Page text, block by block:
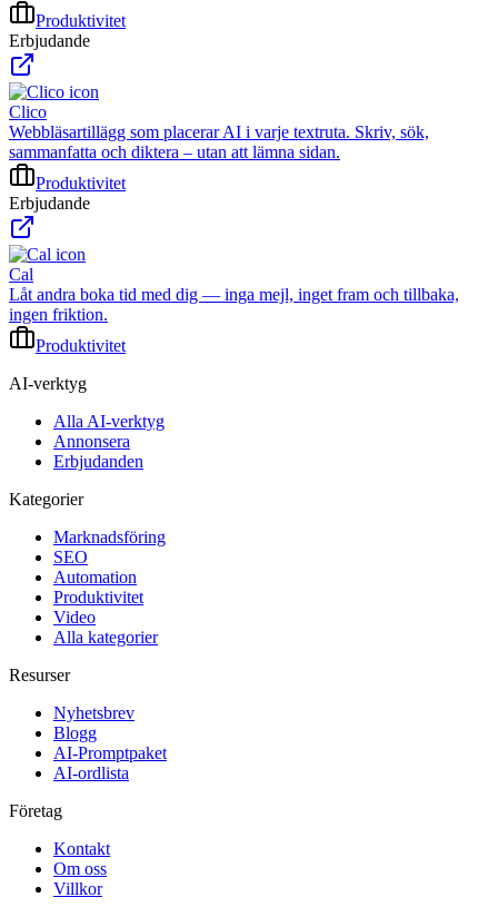
Produktivitet
Erbjudande
Clico
Webbläsartillägg som placerar AI i varje textruta. Skriv, sök,
sammanfatta och diktera – utan att lämna sidan.
Produktivitet
Erbjudande
Cal
Låt andra boka tid med dig — inga mejl, inget fram och tillbaka,
ingen friktion.
Produktivitet
AI-verktyg
Alla AI-verktyg
Annonsera
Erbjudanden
Kategorier
Marknadsföring
SEO
Automation
Produktivitet
Video
Alla kategorier
Resurser
Nyhetsbrev
Blogg
AI-Promptpaket
AI-ordlista
Företag
Kontakt
Om oss
Villkor